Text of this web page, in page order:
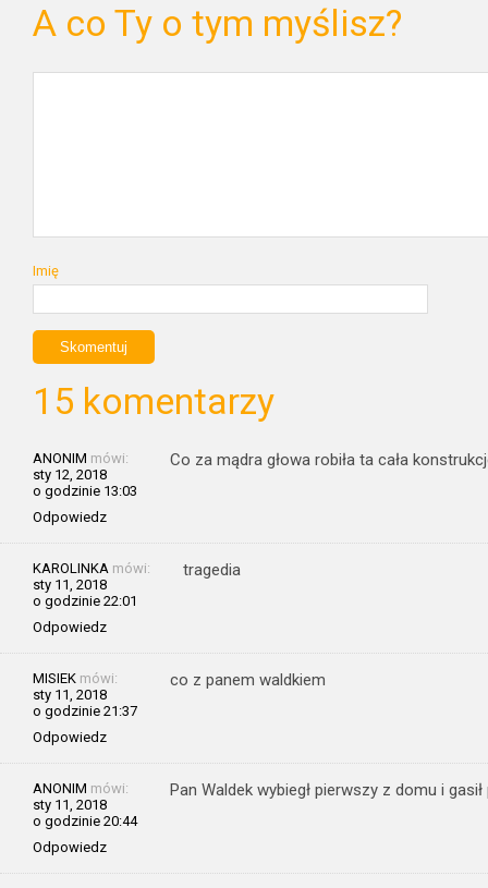
A co Ty o tym myślisz?
Imię
15 komentarzy
ANONIM mówi:
sty 12, 2018
o godzinie 13:03
Odpowiedz
Co za mądra głowa robiła ta cała
KAROLINKA mówi:
sty 11, 2018
o godzinie 22:01
Odpowiedz
tragedia
MISIEK mówi:
sty 11, 2018
o godzinie 21:37
Odpowiedz
co z panem waldkiem
ANONIM mówi:
sty 11, 2018
o godzinie 20:44
Odpowiedz
Pan Waldek wybiegł pierwszy z domu i